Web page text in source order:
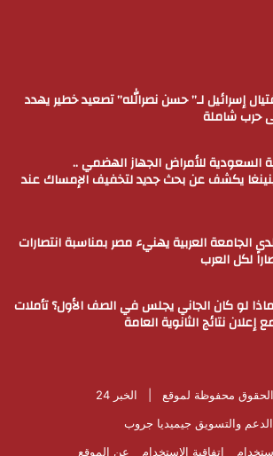
إسرائيل لـ” حسن نصرالله” تصعيد خطير يهدد
حرب شاملة
السعودية للأمراض الجهاز الهضمي ..
يكشف عن بحث جديد لتخفيف الإمساك عند
الجامعة العربية يهنيء مصر بمناسبة انتصارات
لكل العرب
لو كان الجاني يجلس في الصف الأول؟ تأملات
إعلان نتائج الثانوية العامة
محفوظة لموقع | الخبر 24
الدعم والتسويق جيميديا جروب
اتفاقية الاستخدام عن الموقع